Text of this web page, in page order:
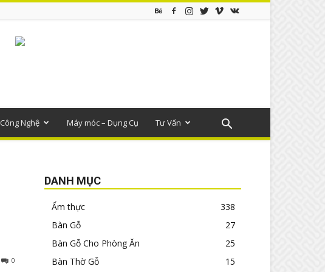
Công Nghệ Máy móc – Dụng Cụ Tư Vấn
0
DANH MỤC
Ẩm thực
338
Bàn Gỗ
27
Bàn Gỗ Cho Phòng Ăn
25
Bàn Thờ Gỗ
15